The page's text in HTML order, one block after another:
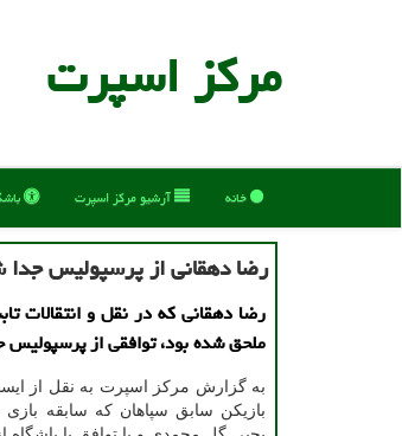
مركز اسپرت
خانه آرشیو مركز اسپرت
رضا دهقانی از پرسپولیس
رضا دهقانی که در نقل و انتقالات
ملحق شده بود، توافقی از
به گزارش مرکز اسپرت به نقل از
بازیکن سابق سپاهان که سابقه بازی